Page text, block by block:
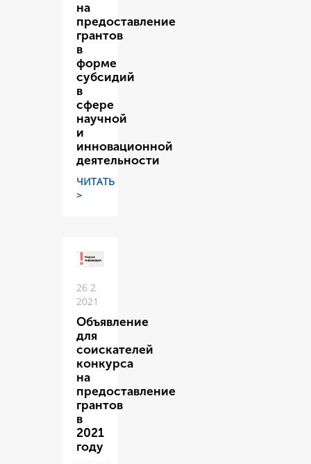
на
предоставление
грантов
в
форме
субсидий
в
сфере
научной
и
инновационной
деятельности
ЧИТАТЬ
>
26 2
2021
Объявление
для
соискателей
конкурса
на
предоставление
грантов
в
2021
году